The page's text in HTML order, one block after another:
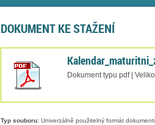
DOKUMENT KE STAŽENÍ
Dokument typu pdf |
Typ souboru:Univerzálně použitelný formát